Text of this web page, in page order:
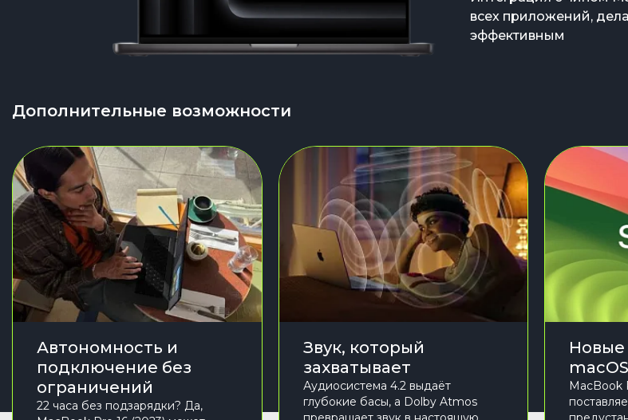
всех приложений,
эффективным
Дополнительные возможности
Автономность и
подключение без
ограничений
22 часа без подзарядки? Да,
Звук, который
захватывает
Аудиосистема 4.2 выдаёт
глубокие басы, а Dolby Atmos
Новые
MacBook